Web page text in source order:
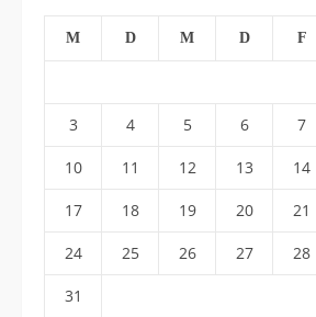
M D M D F
3 4 5 6 7
10 11 12 13 14
17 18 19 20 21
24 25 26 27 28
31